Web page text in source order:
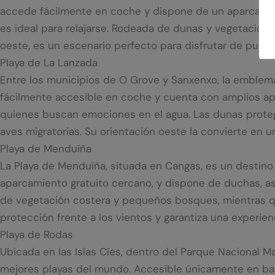
accede fácilmente en coche y dispone de un
es ideal para relajarse. Rodeada de dunas y
oeste, es un escenario perfecto para disfrutar de
Playa de La Lanzada
Entre los municipios de O Grove y Sanxenxo, la
fácilmente accesible en coche y cuenta con amplios
quienes buscan emociones en el agua. Las dunas
aves migratorias. Su orientación oeste la convierte en
Playa de Menduíña
La Playa de Menduíña, situada en Cangas, es un
aparcamiento gratuito cercano, y dispone de duchas,
de vegetación costera y pequeños bosques, mientras
protección frente a los vientos y garantiza una
Playa de Rodas
Ubicada en las Islas Cíes, dentro del Parque Nacional
mejores playas del mundo. Accesible únicamente en